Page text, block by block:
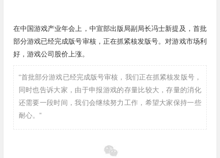
在中国游戏产业年会上，中宣部出版局副局长冯士新提及，首批
部分游戏已经完成版号审核，正在抓紧核发版号。对游戏市场利
好，游戏公司股价上涨。
“首批部分游戏已经完成版号审核，我们正在抓紧核发版号，
同时也告诉大家，由于申报游戏的存量比较大，存量的消化
还需要一段时间，我们会继续努力工作，希望大家保持一些
耐心。”